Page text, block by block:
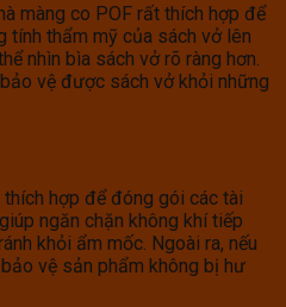
màng co POF rất thích hợp để
tính thẩm mỹ của sách vở lên
nhìn bìa sách vở rõ ràng hơn.
vệ được sách vở khỏi những
hợp để đóng gói các tài
ngăn chặn không khí tiếp
khỏi ẩm mốc. Ngoài ra, nếu
vệ sản phẩm không bị hư